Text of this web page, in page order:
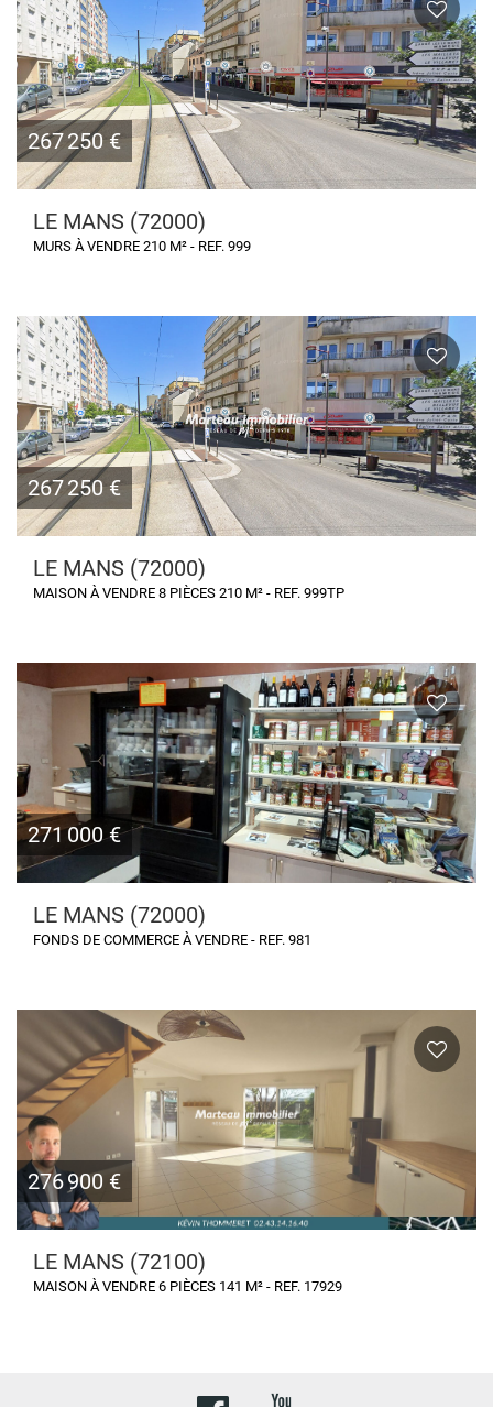
267 250 €
LE MANS (72000)
MURS À VENDRE 210 M² - REF. 999
267 250 €
LE MANS (72000)
MAISON À VENDRE 8 PIÈCES 210 M² - REF. 999TP
271 000 €
LE MANS (72000)
FONDS DE COMMERCE À VENDRE - REF. 981
276 900 €
LE MANS (72100)
MAISON À VENDRE 6 PIÈCES 141 M² - REF. 17929